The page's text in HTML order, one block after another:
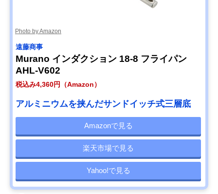
Photo by Amazon
遠藤商事
Murano インダクション 18-8 フライパン
AHL-V602
税込み4,360円（Amazon）
アルミニウムを挟んだサンドイッチ式三層底
Amazonで見る
楽天市場で見る
Yahoo!で見る